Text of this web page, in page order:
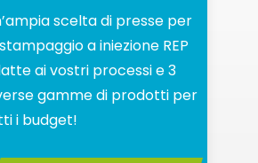
scelta di presse per
a iniezione REP
ai vostri processi e 3
gamme di prodotti per
i budget!